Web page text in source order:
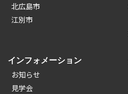
北広島市
江別市
インフォメーション
お知らせ
見学会